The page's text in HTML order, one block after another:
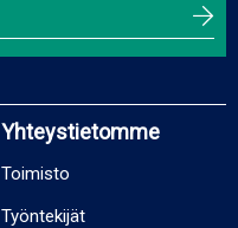
Yhteystietomme
Toimisto
Työntekijät